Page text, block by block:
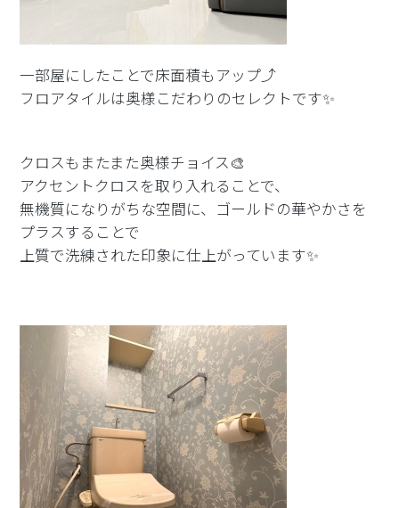
一部屋にしたことで床面積もアップ⤴️
フロアタイルは奥様こだわりのセレクトです✨
クロスもまたまた奥様チョイス🎨
アクセントクロスを取り入れることで、
無機質になりがちな空間に、ゴールドの華やかさを
プラスすることで
上質で洗練された印象に仕上がっています✨